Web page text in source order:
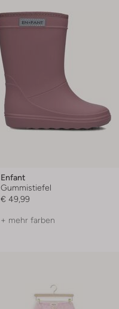
Enfant
Gummistiefel
€ 49,99
+ mehr farben